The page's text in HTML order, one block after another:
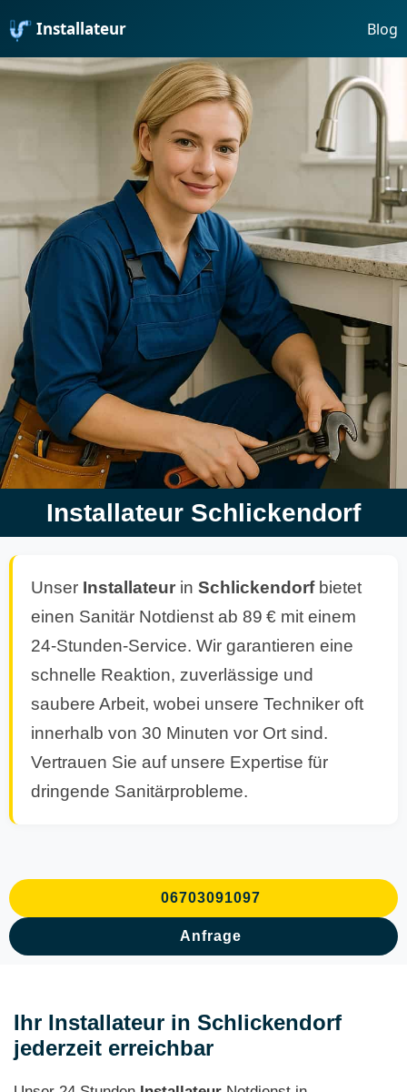
Installateur Blog
Installateur Schlickendorf
Unser Installateur in Schlickendorfbietet
einen Sanitär Notdienst ab 89 € mit einem
24-Stunden-Service. Wir garantieren eine
schnelle Reaktion, zuverlässige und
saubere Arbeit, wobei unsere Techniker oft
innerhalb von 30 Minuten vor Ort sind.
Vertrauen Sie auf unsere Expertise für
dringende Sanitärprobleme.
06703091097
Anfrage
Ihr Installateur in Schlickendorf
jederzeit erreichbar